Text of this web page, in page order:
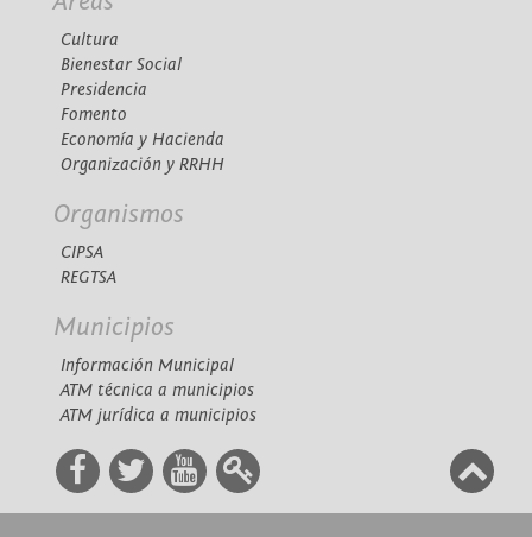
Cultura
Bienestar Social
Presidencia
Fomento
Economía y Hacienda
Organización y RRHH
Organismos
CIPSA
REGTSA
Municipios
Información Municipal
ATM técnica a municipios
ATM jurídica a municipios